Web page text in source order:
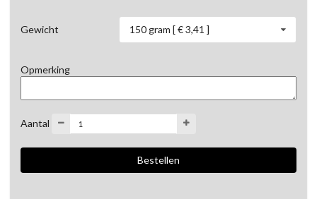
Gewicht 150 gram [ € 3,41 ]
Opmerking
Aantal